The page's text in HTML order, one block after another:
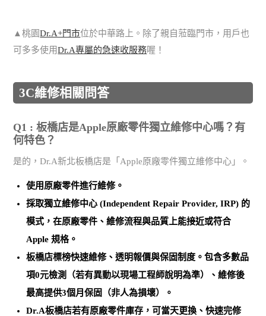
▲桃園Dr.A+門市位於中華路上。除了親自蒞臨門市，用戶也
可多多使用Dr.A專屬的急速收服務喔！
3C維修相關問答
Q1 : 板橋店是Apple原廠零件獨立維修中心嗎？有
何特色？
是的，Dr.A新北板橋店是「Apple原廠零件獨立維修中心」。
使用原廠零件進行維修。
採取獨立維修中心 (Independent Repair Provider, IRP) 的
模式，在原廠零件、維修流程與品質上能接近或符合
Apple 規格。
板橋店標榜快速維修、透明報價與保固制度 。包含多數品
項0元檢測（若有異動以現場工程師說明為準）、維修後
最高提供3個月保固（非人為損壞）。
Dr.A板橋店若有原廠零件庫存，可當天更換、快速完修